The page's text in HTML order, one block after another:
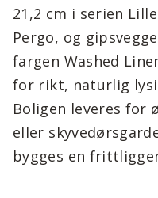
21,2 cm i serien
Pergo, og
fargen Washed
for rikt, naturlig
Boligen leveres for
eller
bygges en